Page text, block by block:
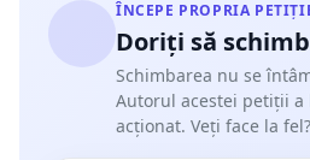
ÎNCEPE PROPRIA
Doriți să
Schimbarea nu se
Autorul acestei petiții
acționat. Veți face la fel?